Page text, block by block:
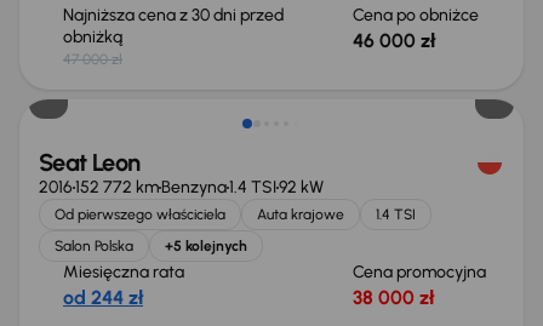
Najniższa cena z 30 dni przed
obniżką
47 000 zł
Cena po obniżce
46 000 zł
Taniej o 1 000 zł
Seat Leon
2016152 772 kmBenzyna1.4 TSI92 kW
Od pierwszego właściciela Auta krajowe
1.4 TSI
Salon Polska
+5 kolejnych
Miesięczna rata
od 244 zł
Cena promocyjna
38 000 zł